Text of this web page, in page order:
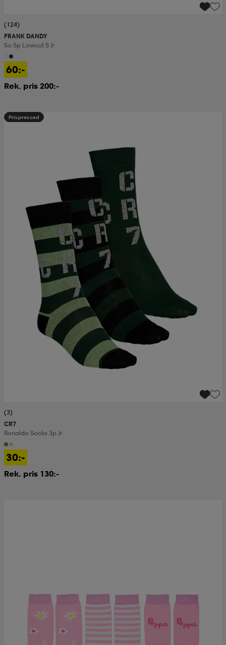
(124)
FRANK DANDY
So 5p Lowcut S Jr
60:-
Rek. pris 200:-
Prispressad
(3)
CR7
Ronaldo Socks 3p Jr
30:-
Rek. pris 130:-